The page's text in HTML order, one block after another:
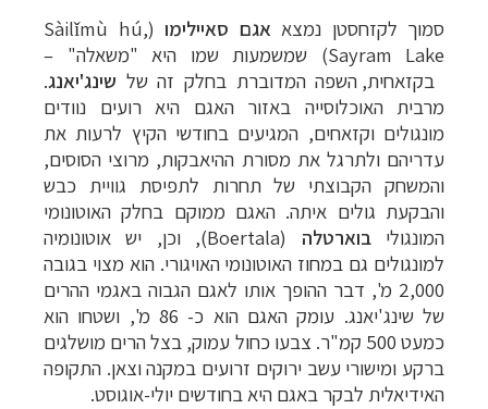
סמוך לקזחסטן נמצא אגם סאיילימו (
Sàilǐmù hú,
Sayram Lake)
שמשמעות שמו היא "משאלה" –
בקזאחית, השפה המדוברת בחלק זה של שינג'יאנג.
מרבית האוכלוסייה באזור האגם היא רועים נוודים
מונגולים וקזאחים, המגיעים בחודשי הקיץ לרעות את
עדריהם ולתרגל את מסורת ההיאבקות, מרוצי הסוסים,
והמשחק הקבוצתי של תחרות לתפיסת גוויית כבש
והבקעת גולים איתה. האגם ממוקם בחלק האוטונומי
המונגוליבוארטלה (
Boertala), וכן, יש אוטונומיה
למונגולים גם במחוז האוטונומי האויגורי. הוא מצוי בגובה
2,000 מ', דבר ההופך אותו לאגם הגבוה באגמי ההרים
של שינג'יאנג. עומק האגם הוא כ- 86 מ', ושטחו הוא
כמעט 500 קמ"ר. צבעו כחול עמוק, בצל הרים מושלגים
ברקע ומישורי עשב ירוקים זרועים במקנה וצאן. התקופה
האידיאלית לבקר באגם היא בחודשים יולי-אוגוסט.